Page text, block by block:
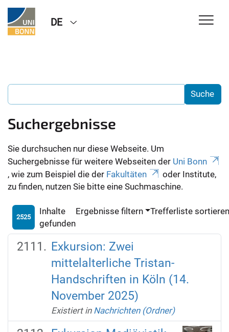
DE
Suchergebnisse
Sie durchsuchen nur diese Webseite. Um
Suchergebnisse für weitere Webseiten der Uni Bonn
, wie zum Beispiel die der Fakultäten
oder Institute,
zu finden, nutzen Sie bitte eine Suchmaschine.
2525
Inhalte
gefunden
Ergebnisse filtern Trefferliste
Exkursion: Zwei
mittelalterliche Tristan-
Handschriften in Köln (14.
November 2025)
Existiert in Nachrichten (Ordner)